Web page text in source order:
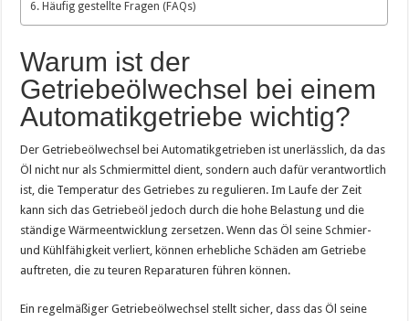
Häufig gestellte Fragen (FAQs)
Warum ist der
Getriebeölwechsel bei einem
Automatikgetriebe wichtig?
Der Getriebeölwechsel bei Automatikgetrieben ist unerlässlich, da das
Öl nicht nur als Schmiermittel dient, sondern auch dafür verantwortlich
ist, die Temperatur des Getriebes zu regulieren. Im Laufe der Zeit
kann sich das Getriebeöl jedoch durch die hohe Belastung und die
ständige Wärmeentwicklung zersetzen. Wenn das Öl seine Schmier-
und Kühlfähigkeit verliert, können erhebliche Schäden am Getriebe
auftreten, die zu teuren Reparaturen führen können.
Ein regelmäßiger Getriebeölwechsel stellt sicher, dass das Öl seine